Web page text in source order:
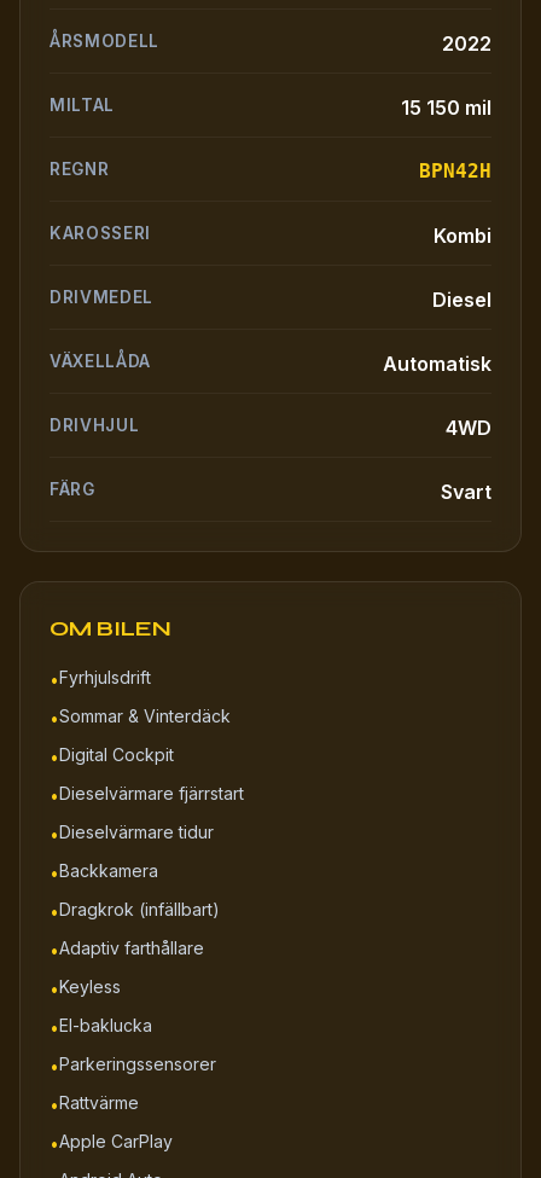
ÅRSMODELL 2022
MILTAL 15 150 mil
REGNR BPN42H
KAROSSERI Kombi
DRIVMEDEL Diesel
VÄXELLÅDA Automatisk
DRIVHJUL 4WD
FÄRG Svart
OM BILEN
•Fyrhjulsdrift
•Sommar & Vinterdäck
•Digital Cockpit
•Dieselvärmare fjärrstart
•Dieselvärmare tidur
•Backkamera
•Dragkrok (infällbart)
•Adaptiv farthållare
•Keyless
•El-baklucka
•Parkeringssensorer
•Rattvärme
•Apple CarPlay